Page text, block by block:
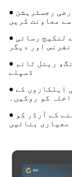
● اپوائنٹمنٹ وزٹ، دعوت نامہ، عارضی رجسٹریشن
معاونت کریں
● مربوط انتظام کو حاصل کرنے کے لیے لنکیج رسائی
اور دیگر
● وزیٹر ٹریفک کی ریئل ٹائم مانیٹرنگ، ریئل ٹائم
ڈسپلے
● بلیک لسٹ کا موازنہ، غیر قانونی اہلکاروں کے
کو روکیں۔
● تیز تصدیق، داخلے اور باہر نکلنے کے آرڈر کو
معیاری بنائیں